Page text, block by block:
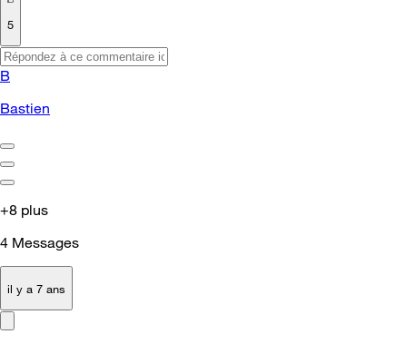
5
B
Bastien
+8 plus
4 Messages
il y a 7 ans